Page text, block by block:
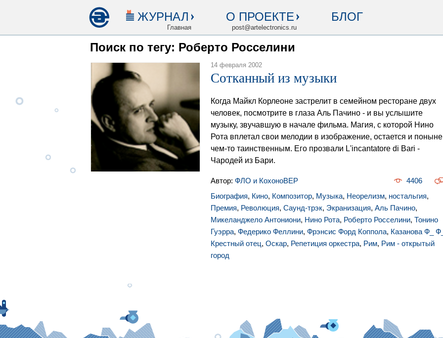
ЖУРНАЛ
Главная
О ПРОЕКТЕ
post@artelectronics.ru
БЛОГ
Поиск по тегу: Роберто Росселини
14 февраля 2002
Сотканный из музыки
Когда Майкл Корлеоне застрелит в семейном ресторане двух
человек, посмотрите в глаза Аль Пачино - и вы услышите
музыку, звучавшую в начале фильма. Магия, с которой Нино
Рота вплетал свои мелодии в изображение, остается и поныне
чем-то таинственным. Его прозвали L'incantatore di Bari -
Чародей из Бари.
Автор: ФЛО и КохоноВЕР
4406
Биография, Кино, Композитор, Музыка, Неорелизм, ностальгия,
Премия, Революция, Саунд-трэк, Экранизация, Аль Пачино,
Микеланджело Антониони, Нино Рота, Роберто Росселини, Тонино
Гуэрра, Федерико Феллини, Фрэнсис Форд Коппола, Казанова Ф_
Крестный отец, Оскар, Репетиция оркестра, Рим, Рим - открытый
город